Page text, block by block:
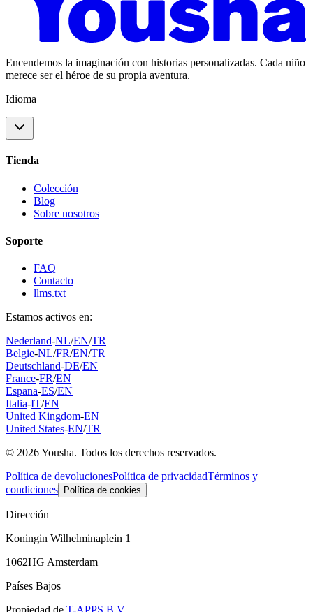
Encendemos la imaginación con historias personalizadas. Cada niño
merece ser el héroe de su propia aventura.
Idioma
Tienda
Colección
Blog
Sobre nosotros
Soporte
FAQ
Contacto
llms.txt
Estamos activos en:
Nederland-NL/EN/TR
Belgie-NL/FR/EN/TR
Deutschland-DE/EN
France-FR/EN
Espana-ES/EN
Italia-IT/EN
United Kingdom-EN
United States-EN/TR
© 2026 Yousha. Todos los derechos reservados.
Política de devolucionesPolítica de privacidadTérminos y
condiciones
Política de cookies
Dirección
Koningin Wilhelminaplein 1
1062HG Amsterdam
Países Bajos
Propiedad de T-APPS B.V.